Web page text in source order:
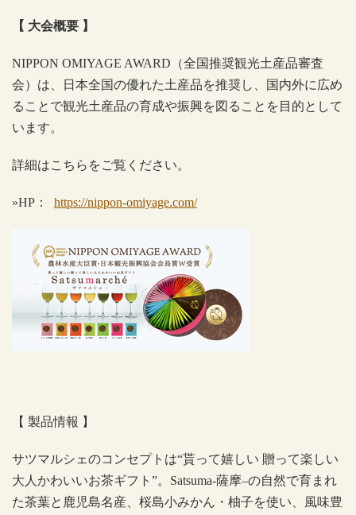
【 大会概要 】
NIPPON OMIYAGE AWARD （全国推奨観光土産品審査
会）は、日本全国の優れた土産品を推奨し、国内外に広め
ることで観光土産品の育成や振興を図ることを目的として
います。
詳細はこちらをご覧ください。
»HP ： https://nippon-omiyage.com/
【 製品情報 】
サツマルシェのコンセプトは“貰って嬉しい 贈って楽しい
大人かわいいお茶ギフト”。 Satsuma-薩摩–の自然で育まれ
た茶葉と鹿児島名産、桜島小みかん・柚子を使い、風味豊